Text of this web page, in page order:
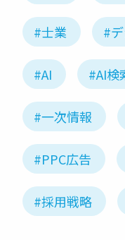
#士業 #
#AI #AI検
#一次情報
#PPC広告
#採用戦略